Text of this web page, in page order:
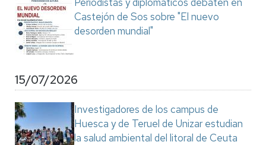
Castejón de Sos sobre "El nuevo
desorden mundial"
15/07/2026
Investigadores de los campus de
Huesca y de Teruel de Unizar estudian
la salud ambiental del litoral de Ceuta